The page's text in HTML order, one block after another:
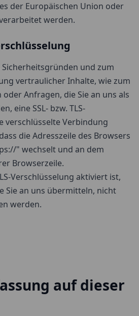
der Europäischen Union oder
werden.
Sicherheitsgründen und zum
vertraulicher Inhalte, wie zum
Anfragen, die Sie an uns als
eine SSL- bzw. TLS-
verschlüsselte Verbindung
die Adresszeile des Browsers
" wechselt und an dem
Browserzeile.
Verschlüsselung aktiviert ist,
Sie an uns übermitteln, nicht
werden.
auf dieser